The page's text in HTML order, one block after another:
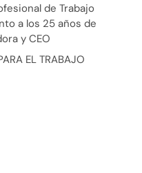
de Trabajo
a los 25 años de
y CEO
EL TRABAJO